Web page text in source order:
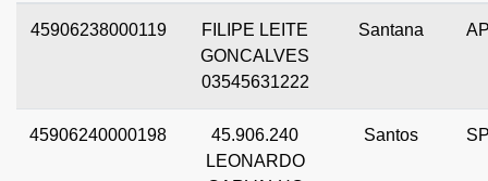
45906238000119
FILIPE LEITE
GONCALVES
03545631222
Santana
45906240000198
45.906.240
LEONARDO
Santos